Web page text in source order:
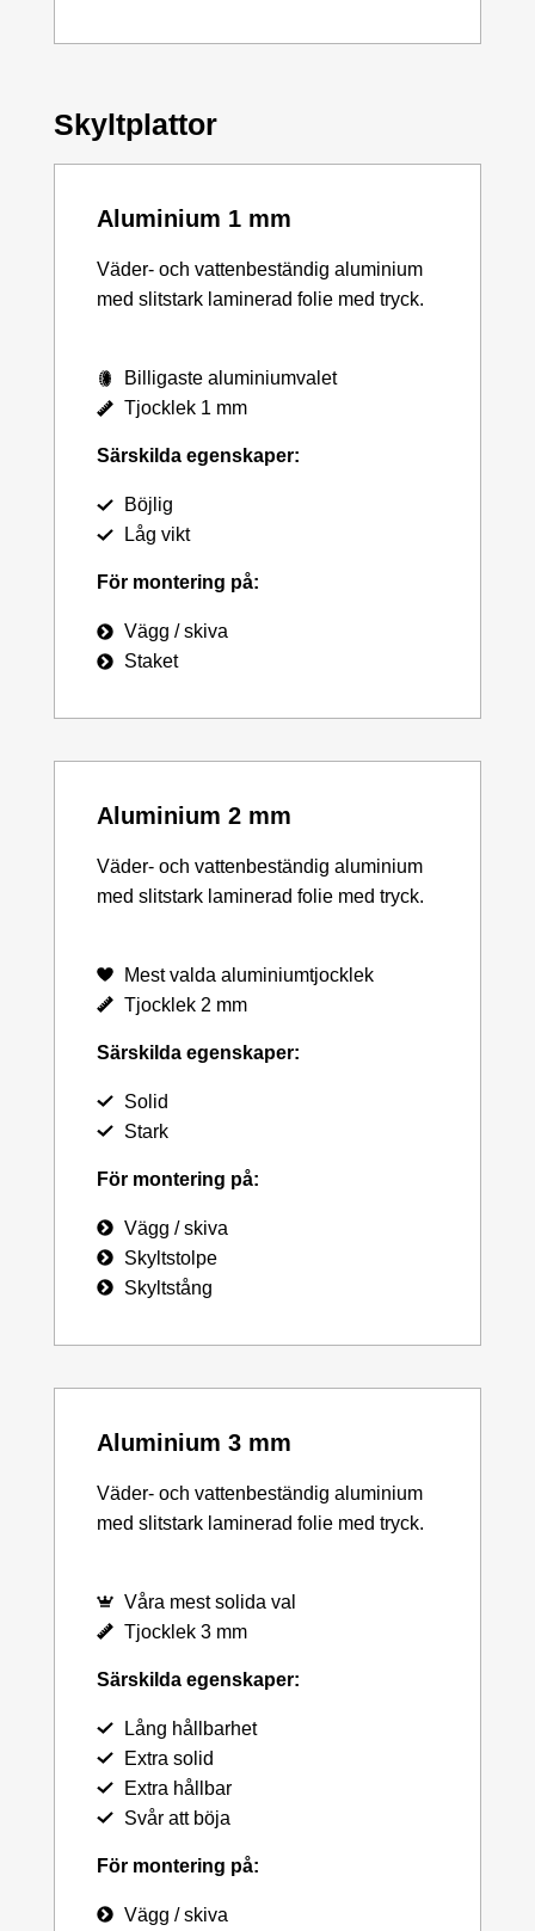
Skyltplattor
Aluminium 1 mm
Väder- och vattenbeständig aluminium
med slitstark laminerad folie med tryck.
Billigaste aluminiumvalet
Tjocklek 1 mm
Särskilda egenskaper:
Böjlig
Låg vikt
För montering på:
Vägg / skiva
Staket
Aluminium 2 mm
Väder- och vattenbeständig aluminium
med slitstark laminerad folie med tryck.
Mest valda aluminiumtjocklek
Tjocklek 2 mm
Särskilda egenskaper:
Solid
Stark
För montering på:
Vägg / skiva
Skyltstolpe
Skyltstång
Aluminium 3 mm
Väder- och vattenbeständig aluminium
med slitstark laminerad folie med tryck.
Våra mest solida val
Tjocklek 3 mm
Särskilda egenskaper:
Lång hållbarhet
Extra solid
Extra hållbar
Svår att böja
För montering på:
Vägg / skiva